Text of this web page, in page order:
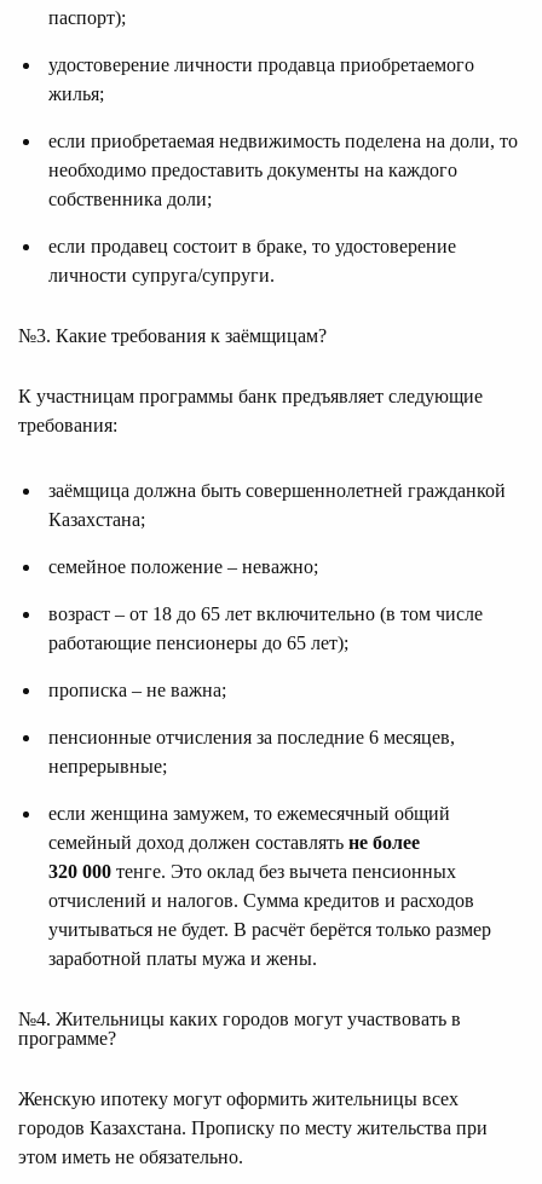
паспорт);
удостоверение личности продавца приобретаемого
жилья;
если приобретаемая недвижимость поделена на доли, то
необходимо предоставить документы на каждого
собственника доли;
если продавец состоит в браке, то удостоверение
личности супруга/супруги.
№3. Какие требования к заёмщицам?
К участницам программы банк предъявляет следующие
требования:
заёмщица должна быть совершеннолетней гражданкой
Казахстана;
семейное положение – неважно;
возраст – от 18 до 65 лет включительно (в том числе
работающие пенсионеры до 65 лет);
прописка – не важна;
пенсионные отчисления за последние 6 месяцев,
непрерывные;
если женщина замужем, то ежемесячный общий
семейный доход должен составлять не более
320 000 тенге. Это оклад без вычета пенсионных
отчислений и налогов. Сумма кредитов и расходов
учитываться не будет. В расчёт берётся только размер
заработной платы мужа и жены.
№4. Жительницы каких городов могут участвовать в
программе?
Женскую ипотеку могут оформить жительницы всех
городов Казахстана. Прописку по месту жительства при
этом иметь не обязательно.